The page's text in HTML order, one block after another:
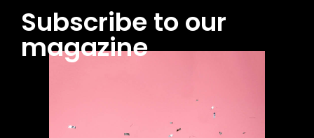
Subscribe to our
magazine